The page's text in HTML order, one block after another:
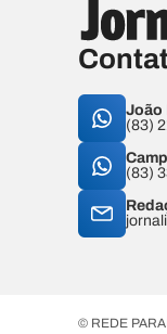
João
(83)
(83)
© REDE